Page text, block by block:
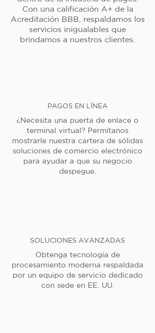
Con una calificación A+ de la
Acreditación BBB, respaldamos los
servicios inigualables que
brindamos a nuestros clientes.
PAGOS EN LÍNEA
¿Necesita una puerta de enlace o
terminal virtual? Permítanos
mostrarle nuestra cartera de sólidas
soluciones de comercio electrónico
para ayudar a que su negocio
despegue.
SOLUCIONES AVANZADAS
Obtenga tecnología de
procesamiento moderna respaldada
por un equipo de servicio dedicado
con sede en EE. UU.